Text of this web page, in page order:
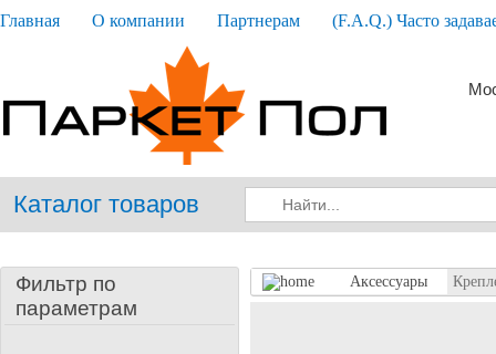
Главная О компании Партнерам (F.A.Q.) Часто
Каталог товаров
Фильтр по
параметрам
Аксессуары